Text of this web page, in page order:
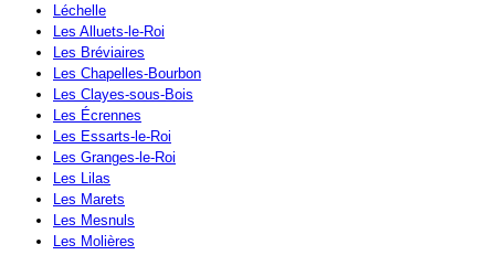
Léchelle
Les Alluets-le-Roi
Les Bréviaires
Les Chapelles-Bourbon
Les Clayes-sous-Bois
Les Écrennes
Les Essarts-le-Roi
Les Granges-le-Roi
Les Lilas
Les Marets
Les Mesnuls
Les Molières